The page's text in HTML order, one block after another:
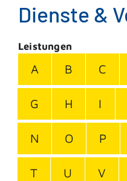
Dienste &
Leistungen
A B C
G H I
N O P
T U V